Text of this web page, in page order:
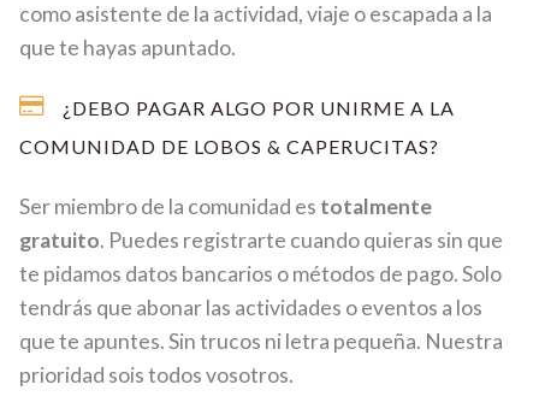
como asistente de la actividad, viaje o escapada a la
que te hayas apuntado.
¿DEBO PAGAR ALGO POR UNIRME A LA
COMUNIDAD DE LOBOS & CAPERUCITAS?
Ser miembro de la comunidad es totalmente
gratuito. Puedes registrarte cuando quieras sin que
te pidamos datos bancarios o métodos de pago. Solo
tendrás que abonar las actividades o eventos a los
que te apuntes. Sin trucos ni letra pequeña. Nuestra
prioridad sois todos vosotros.